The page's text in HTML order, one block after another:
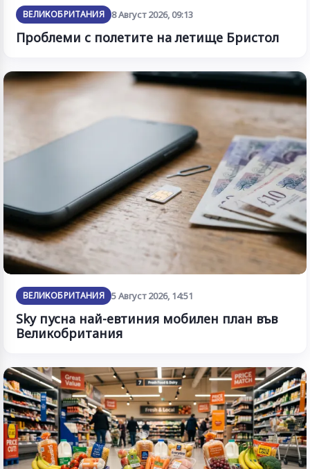
ВЕЛИКОБРИТАНИЯ 8 Август 2026, 09:13
Проблеми с полетите на летище Бристол
ВЕЛИКОБРИТАНИЯ 5 Август 2026, 14:51
Sky пусна най-евтиния мобилен план във
Великобритания